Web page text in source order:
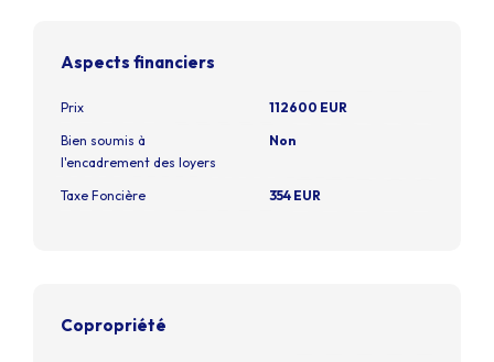
Aspects financiers
Prix
112600 EUR
Bien soumis à
l'encadrement des loyers
Non
Taxe Foncière 354 EUR
Copropriété